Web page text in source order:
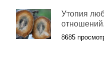
Утопия
отношений.
8685